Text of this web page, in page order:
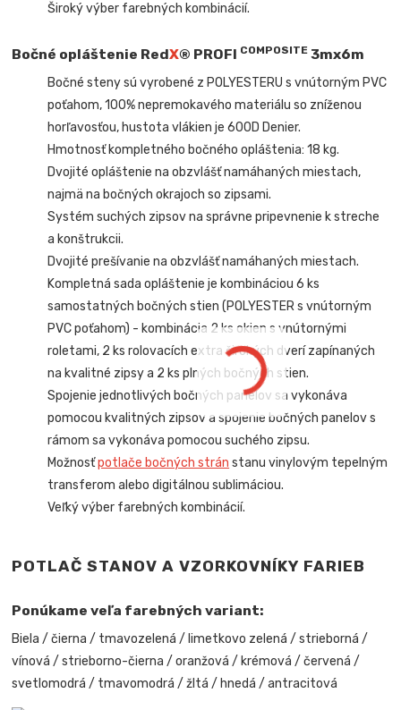
Široký výber farebných kombinácií.
Bočné opláštenie RedX® PROFI COMPOSITE 3mx6m
Bočné steny sú vyrobené z POLYESTERU s vnútorným PVC
poťahom, 100% nepremokavého materiálu so zníženou
horľavosťou, hustota vlákien je 600D Denier.
Hmotnosť kompletného bočného opláštenia: 18 kg.
Dvojité opláštenie na obzvlášť namáhaných miestach,
najmä na bočných okrajoch so zipsami.
Systém suchých zipsov na správne pripevnenie k streche
a konštrukcii.
Dvojité prešívanie na obzvlášť namáhaných miestach.
Kompletná sada opláštenie je kombináciou 6 ks
samostatných bočných stien (POLYESTER s vnútorným
PVC poťahom) - kombinácia 2 ks okien s vnútornými
roletami, 2 ks rolovacích extra širokých dverí zapínaných
na kvalitné zipsy a 2 ks plných bočných stien.
Spojenie jednotlivých bočných panelov sa vykonáva
pomocou kvalitných zipsov a spojenie bočných panelov s
rámom sa vykonáva pomocou suchého zipsu.
Možnosťpotlače bočných strán stanu vinylovým tepelným
transferom alebo digitálnou sublimáciou.
Veľký výber farebných kombinácií.
POTLAČ STANOV A VZORKOVNÍKY FARIEB
Ponúkame veľa farebných variant:
Biela / čierna / tmavozelená / limetkovo zelená / strieborná /
vínová / strieborno-čierna / oranžová / krémová / červená /
svetlomodrá / tmavomodrá / žltá / hnedá / antracitová